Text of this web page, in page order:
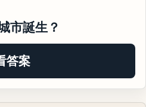
市誕生？
答案